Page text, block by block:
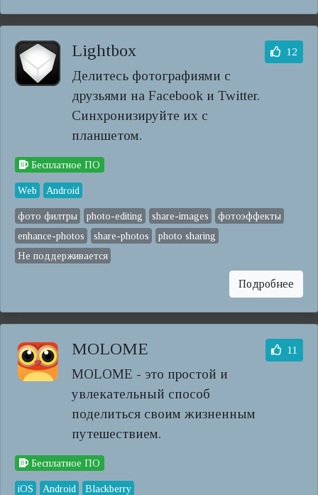
Lightbox
Делитесь фотографиями с
друзьями на Facebook и Twitter.
Синхронизируйте их с
планшетом.
12
Бесплатное ПО
Web Android
фото филтры photo-editing share-images
фотоэффекты
enhance-photos
share-photos
photo sharing
Не поддерживается
Подробнее
MOLOME
MOLOME - это простой и
увлекательный способ
поделиться своим жизненным
путешествием.
11
Бесплатное ПО
iOS Android Blackberry